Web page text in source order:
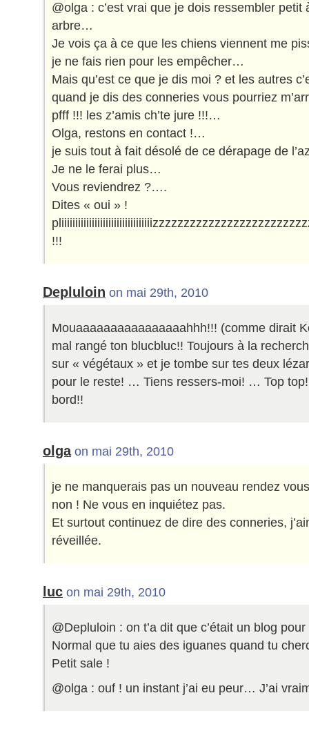
@olga : c’est vrai que je dois ressembler petit
arbre…
Je vois ça à ce que les chiens viennent me
je ne fais rien pour les empêcher…
Mais qu’est ce que je dis moi ? et les autres
quand je dis des conneries vous pourriez
pfff !!! les z’amis ch’te jure !!!…
Olga, restons en contact !…
je suis tout à fait désolé de ce dérapage de
Je ne le ferai plus…
Vous reviendrez ?….
Dites « oui » !
!!!
Depluloin on mai 29th, 2010
Mouaaaaaaaaaaaaaaaahhh!!! (comme dirait
mal rangé ton blucbluc!! Toujours à la
sur « végétaux » et je tombe sur tes deux
pour le reste! … Tiens ressers-moi! … Top
bord!!
olgaon mai 29th, 2010
je ne manquerais pas un nouveau rendez
non ! Ne vous en inquiétez pas.
Et surtout continuez de dire des conneries,
réveillée.
luc on mai 29th, 2010
@Depluloin : on t’a dit que c’était un blog
Normal que tu aies des iguanes quand tu
Petit sale !
@olga : ouf ! un instant j’ai eu peur… J’ai